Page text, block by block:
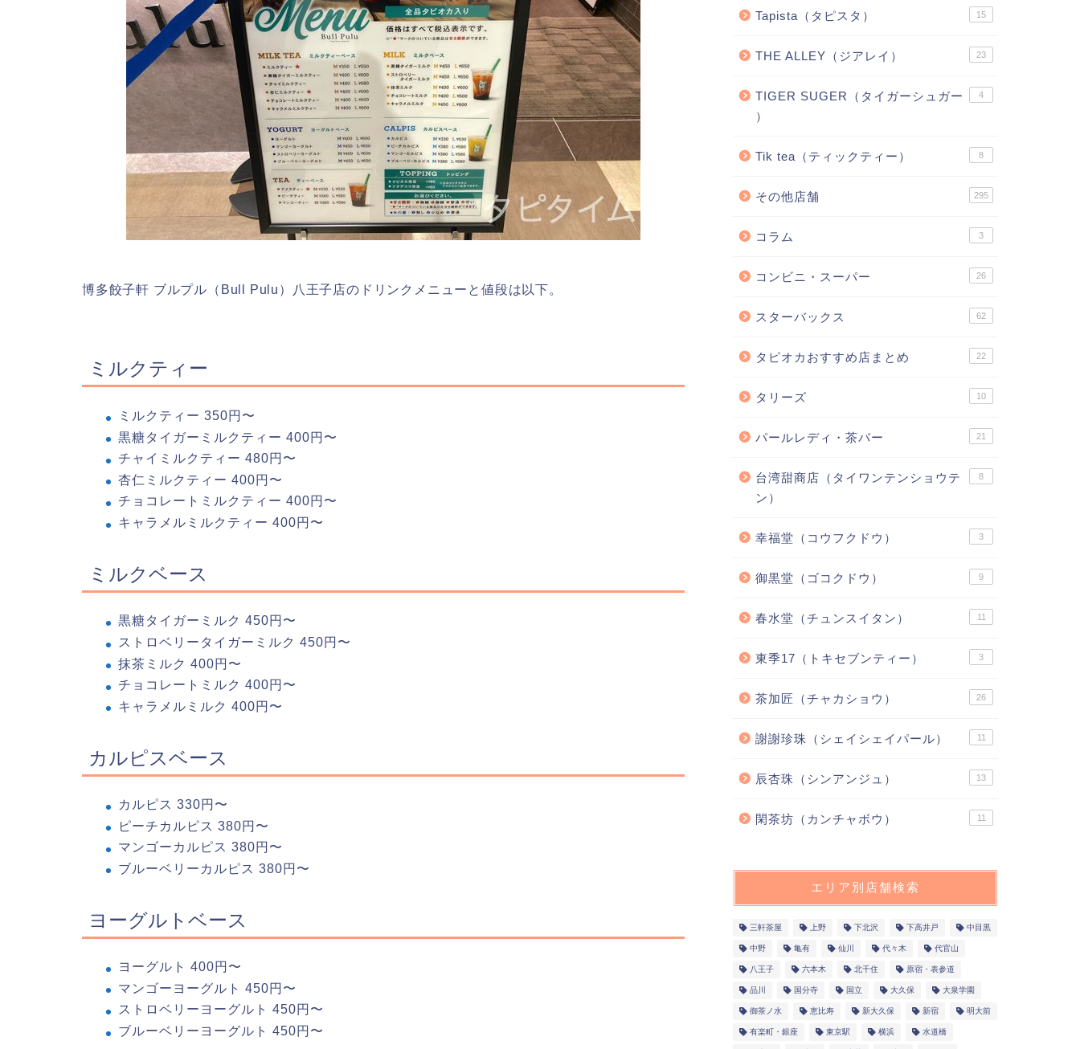
博多餃子軒 ブルプル（Bull Pulu）八王子店のドリンクメニューと値段は以下。
ミルクティー
ミルクティー 350円〜
黒糖タイガーミルクティー 400円〜
チャイミルクティー 480円〜
杏仁ミルクティー 400円〜
チョコレートミルクティー 400円〜
キャラメルミルクティー 400円〜
ミルクベース
黒糖タイガーミルク 450円〜
ストロベリータイガーミルク 450円〜
抹茶ミルク 400円〜
チョコレートミルク 400円〜
キャラメルミルク 400円〜
カルピスベース
カルピス 330円〜
ピーチカルピス 380円〜
マンゴーカルピス 380円〜
ブルーベリーカルピス 380円〜
ヨーグルトベース
ヨーグルト 400円〜
マンゴーヨーグルト 450円〜
ストロベリーヨーグルト 450円〜
ブルーベリーヨーグルト 450円〜
Tapista（タピスタ） 15
THE ALLEY（ジアレイ） 23
TIGER SUGER（タイガーシュガー
）
4
Tik tea（ティックティー） 8
その他店舗 295
コラム 3
コンビニ・スーパー 26
スターバックス 62
タピオカおすすめ店まとめ 22
タリーズ 10
パールレディ・茶バー 21
台湾甜商店（タイワンテンショウテ
ン）
8
幸福堂（コウフクドウ） 3
御黒堂（ゴコクドウ） 9
春水堂（チュンスイタン） 11
東季17（トキセブンティー） 3
茶加匠（チャカショウ） 26
謝謝珍珠（シェイシェイパール） 11
辰杏珠（シンアンジュ） 13
閑茶坊（カンチャボウ） 11
エリア別店舗検索
三軒茶屋 上野 下北沢 下高井戸 中目黒
中野 亀有 仙川 代々木 代官山
八王子 六本木 北千住 原宿・表参道
品川 国分寺 国立 大久保 大泉学園
御茶ノ水 恵比寿 新大久保 新宿 明大前
有楽町・銀座 東京駅 横浜 水道橋